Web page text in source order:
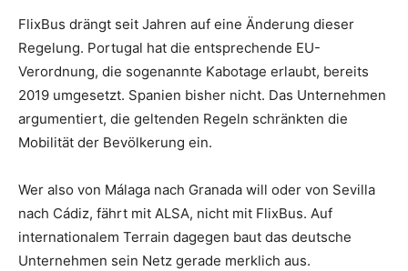
FlixBus drängt seit Jahren auf eine Änderung dieser
Regelung. Portugal hat die entsprechende EU-
Verordnung, die sogenannte Kabotage erlaubt, bereits
2019 umgesetzt. Spanien bisher nicht. Das Unternehmen
argumentiert, die geltenden Regeln schränkten die
Mobilität der Bevölkerung ein.
Wer also von Málaga nach Granada will oder von Sevilla
nach Cádiz, fährt mit ALSA, nicht mit FlixBus. Auf
internationalem Terrain dagegen baut das deutsche
Unternehmen sein Netz gerade merklich aus.